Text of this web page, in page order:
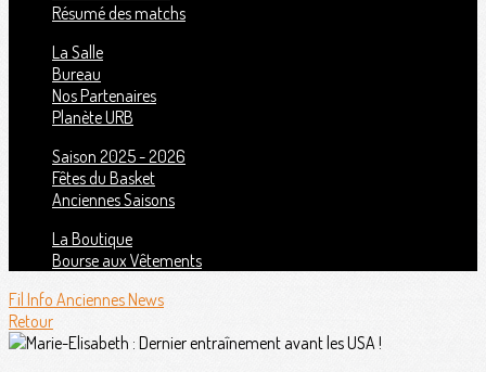
Résumé des matchs
La Salle
Bureau
Nos Partenaires
Planète URB
Saison 2025 - 2026
Fêtes du Basket
Anciennes Saisons
La Boutique
Bourse aux Vêtements
Fil Info Anciennes News
Retour